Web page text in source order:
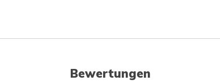
Bewertungen